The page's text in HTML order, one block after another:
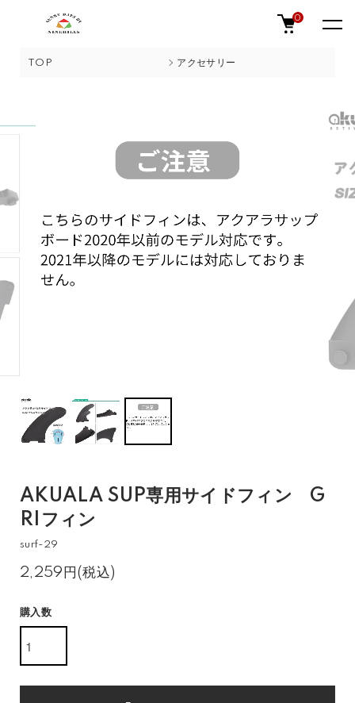
0
TOP アクセサリー
AKUALA SUP専用サイドフィン G
RIフィン
surf-29
2,259円(税込)
購入数